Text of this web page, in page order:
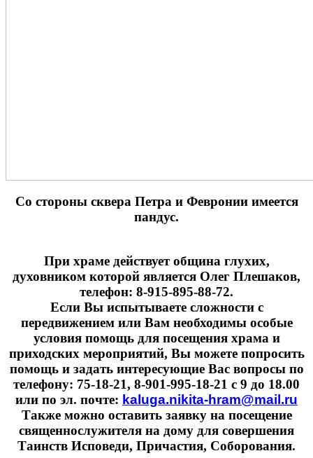
Cо стороны сквера Петра и Февронии имеется
пандус.
При храме действует община глухих,
духовником которой является Олег Плешаков,
телефон: 8-915-895-88-72.
Если Вы испытываете сложности с
передвижением или Вам необходимы особые
условия помощь для посещения храма и
приходских мероприятий, Вы можете попросить
помощь и задать интересующие Вас вопросы по
телефону: 75-18-21, 8-901-995-18-21 с 9 до 18.00
или по эл. почте: kaluga.nikita-hram@mail.ru
Также можно оставить заявку на посещение
священнослужителя на дому для совершения
Таинств Исповеди, Причастия, Соборования.